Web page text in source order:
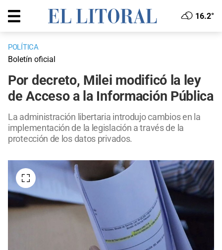
16.2°
POLÍTICA
Boletín oficial
Por decreto, Milei modificó la ley
de Acceso a la Información Pública
La administración libertaria introdujo cambios en la
implementación de la legislación a través de la
protección de los datos privados.